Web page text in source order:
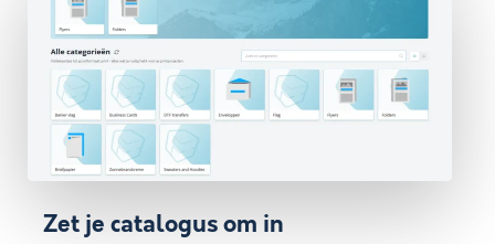
Zet je catalogus om in